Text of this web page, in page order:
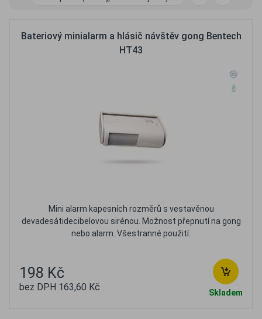
Bateriový minialarm a hlásič návštěv gong Bentech
HT43
Mini alarm kapesních rozměrů s vestavěnou
devadesátidecibelovou sirénou. Možnost přepnutí na gong
nebo alarm. Všestranné použití.
198 Kč
bez DPH 163,60 Kč Skladem